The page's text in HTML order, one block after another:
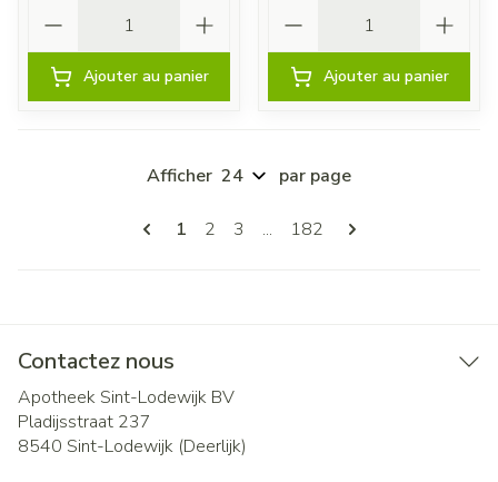
Ajouter au panier Ajouter au panier
Pages
Vous lisez actuellement la page
1 Page
2 Page
3 ... Page
182
Afficher par page
Contactez nous
Apotheek Sint-Lodewijk BV
Pladijsstraat 237
8540 Sint-Lodewijk (Deerlijk)